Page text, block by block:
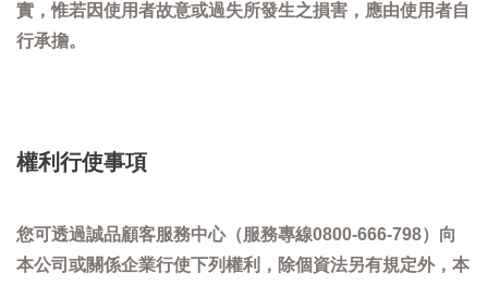
實，惟若因使用者故意或過失所發生之損害，應由使用者自
行承擔。
權利行使事項
您可透過誠品顧客服務中心（服務專線0800-666-798）向
本公司或關係企業行使下列權利，除個資法另有規定外，本